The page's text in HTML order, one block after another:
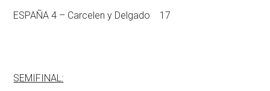
ESPAÑA 4 – Carcelen y Delgado 17
SEMIFINAL: